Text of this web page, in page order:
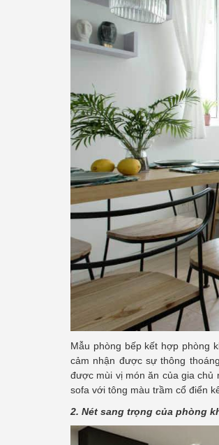
Mẫu phòng bếp kết hợp phòng
cảm nhận được sự thông
được mùi vị món ăn của gia chủ
sofa với tông màu trầm cổ điển
2. Nét sang trọng của phòng